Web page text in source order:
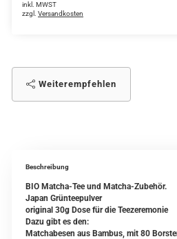
inkl. MWST
zzgl. Versandkosten
Weiterempfehlen
Beschreibung
BIO Matcha-Tee und Matcha-Zubehör.
Japan Grünteepulver
original 30g Dose für die Teezeremonie
Dazu gibt es den:
Matchabesen aus Bambus, mit 80